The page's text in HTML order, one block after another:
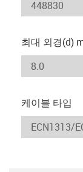
최대 외경(d)
케이블 타입